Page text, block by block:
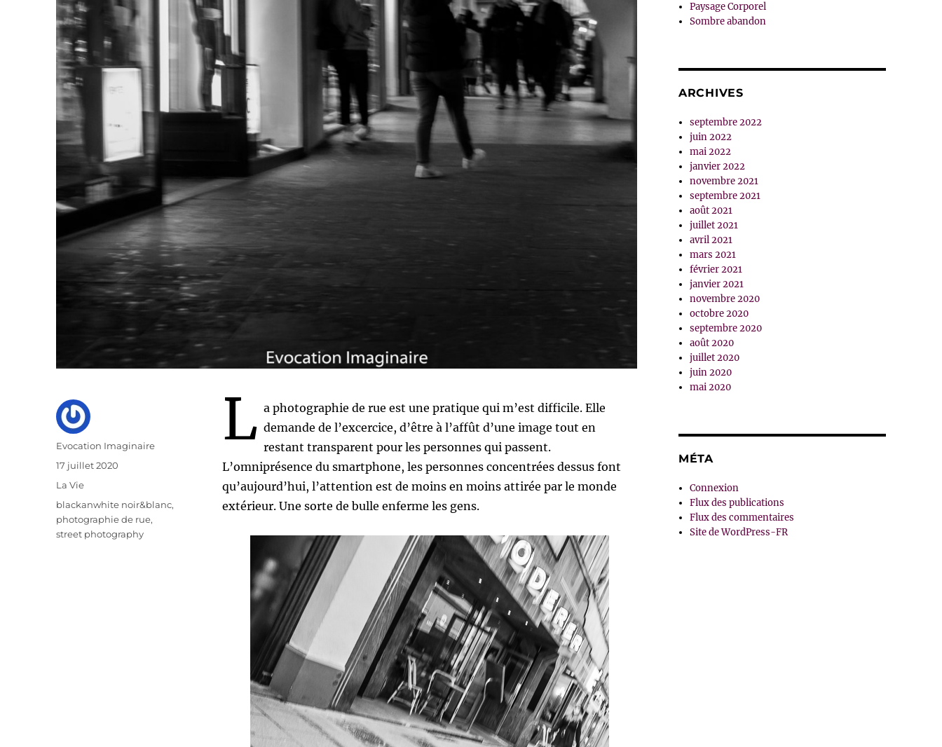
L a photographie de rue est une pratique qui m’est difficile. Elle
demande de l’excercice, d’être à l’affût d’une image tout en
restant transparent pour les personnes qui passent.
L’omniprésence du smartphone, les personnes concentrées dessus font
qu’aujourd’hui, l’attention est de moins en moins attirée par le monde
extérieur. Une sorte de bulle enferme les gens.
Auteur
Evocation Imaginaire
Publié
17 juillet 2020
Catégories
La Vie
Étiquettes
blackanwhite noir&blanc,
photographie de rue,
street photography
Paysage Corporel
Sombre abandon
ARCHIVES
septembre 2022
juin 2022
mai 2022
janvier 2022
novembre 2021
septembre 2021
août 2021
juillet 2021
avril 2021
mars 2021
février 2021
janvier 2021
novembre 2020
octobre 2020
septembre 2020
août 2020
juillet 2020
juin 2020
mai 2020
MÉTA
Connexion
Flux des publications
Flux des commentaires
Site de WordPress-FR